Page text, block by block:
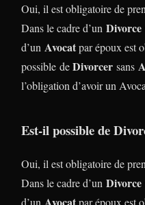
Oui, il est obligatoire de
Dans le cadre d’un Divorce
d’un Avocatpar époux est
possible deDivorcer sans
l’obligation d’avoir un
Est-il possible de
Oui, il est obligatoire de
Dans le cadre d’un Divorce
d’un
par époux est